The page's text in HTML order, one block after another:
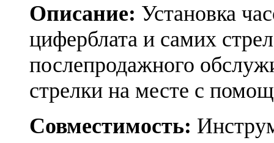
Описание: Установка
циферблата и самих
послепродажного
стрелки на месте с
Совместимость: